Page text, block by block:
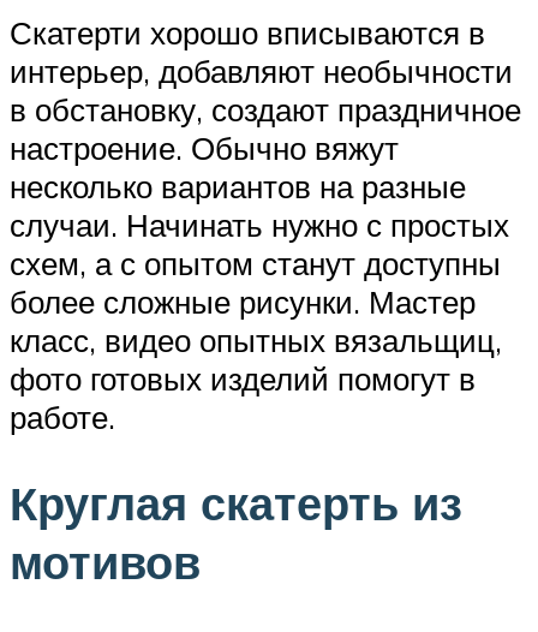
Скатерти хорошо вписываются в
интерьер, добавляют необычности
в обстановку, создают праздничное
настроение. Обычно вяжут
несколько вариантов на разные
случаи. Начинать нужно с простых
схем, а с опытом станут доступны
более сложные рисунки. Мастер
класс, видео опытных вязальщиц,
фото готовых изделий помогут в
работе.
Круглая скатерть из
мотивов